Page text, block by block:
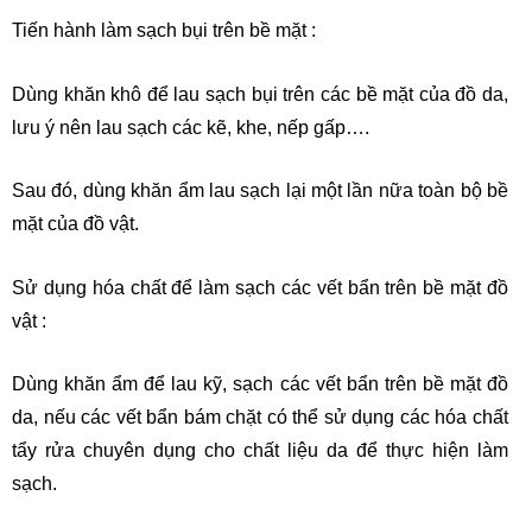
Tiến hành làm sạch bụi trên bề mặt :
Dùng khăn khô để lau sạch bụi trên các bề mặt của đồ da,
lưu ý nên lau sạch các kẽ, khe, nếp gấp….
Sau đó, dùng khăn ẩm lau sạch lại một lần nữa toàn bộ bề
mặt của đồ vật.
Sử dụng hóa chất để làm sạch các vết bẩn trên bề mặt đồ
vật :
Dùng khăn ẩm để lau kỹ, sạch các vết bẩn trên bề mặt đồ
da, nếu các vết bẩn bám chặt có thể sử dụng các hóa chất
tẩy rửa chuyên dụng cho chất liệu da để thực hiện làm
sạch.